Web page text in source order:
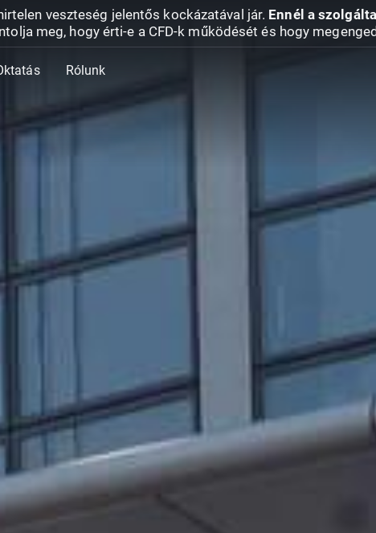
veszteség jelentős kockázatával jár. Ennél a
meg, hogy érti-e a CFD-k működését és hogy
Rólunk